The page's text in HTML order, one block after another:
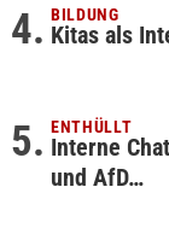
BILDUNG
Kitas als
ENTHÜLLT
Interne
und AfD…